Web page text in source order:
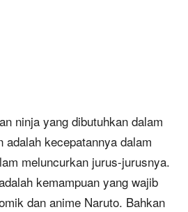
ninja yang dibutuhkan dalam
adalah kecepatannya dalam
meluncurkan jurus-jurusnya.
kemampuan yang wajib
dan anime Naruto. Bahkan